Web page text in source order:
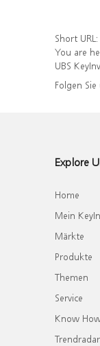
Short URL:
You are
UBS
Folgen
Explore
Home
Mein
Märkte
Produkte
Themen
Service
Know
Trendradar